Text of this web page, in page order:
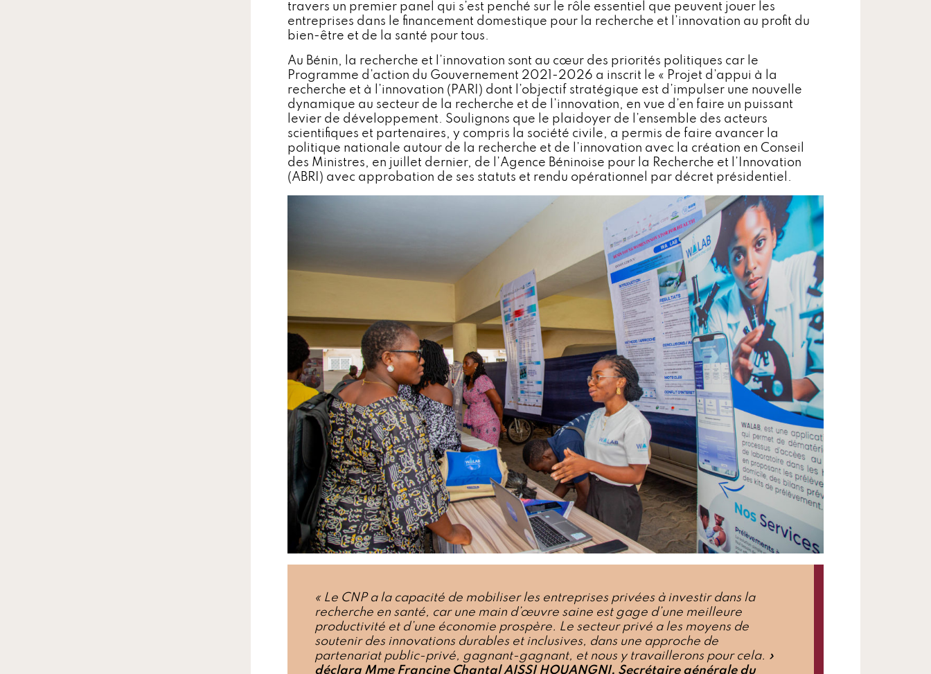
travers un premier panel qui s’est penché sur le rôle essentiel que peuvent jouer les
entreprises dans le financement domestique pour la recherche et l’innovation au profit du
bien-être et de la santé pour tous.
Au Bénin, la recherche et l’innovation sont au cœur des priorités politiques car le
Programme d’action du Gouvernement 2021-2026 a inscrit le « Projet d’appui à la
recherche et à l’innovation (PARI) dont l’objectif stratégique est d’impulser une nouvelle
dynamique au secteur de la recherche et de l’innovation, en vue d’en faire un puissant
levier de développement. Soulignons que le plaidoyer de l’ensemble des acteurs
scientifiques et partenaires, y compris la société civile, a permis de faire avancer la
politique nationale autour de la recherche et de l’innovation avec la création en Conseil
des Ministres, en juillet dernier, de l’Agence Béninoise pour la Recherche et l’Innovation
(ABRI) avec approbation de ses statuts et rendu opérationnel par décret présidentiel.
« Le CNP a la capacité de mobiliser les entreprises privées à investir dans la
recherche en santé, car une main d’œuvre saine est gage d’une meilleure
productivité et d’une économie prospère. Le secteur privé a les moyens de
soutenir des innovations durables et inclusives, dans une approche de
partenariat public-privé, gagnant-gagnant, et nous y travaillerons pour cela. »
déclara Mme Francine Chantal AISSI HOUANGNI, Secrétaire générale du